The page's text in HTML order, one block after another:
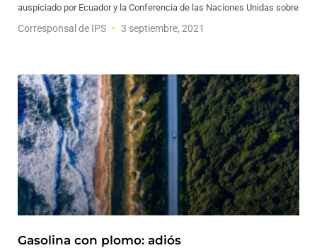
auspiciado por Ecuador y la Conferencia de las Naciones Unidas sobre
Corresponsal de IPS 3 septiembre, 2021
Gasolina con plomo: adiós